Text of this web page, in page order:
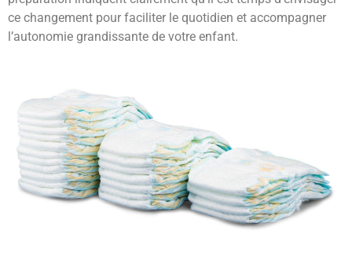
ce changement pour faciliter le quotidien et accompagner
l’autonomie grandissante de votre enfant.